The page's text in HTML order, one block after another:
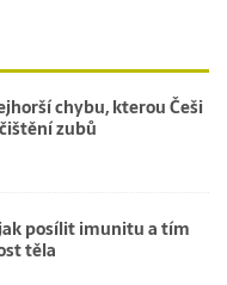
chybu, kterou Češi
zubů
posílit imunitu a tím
těla